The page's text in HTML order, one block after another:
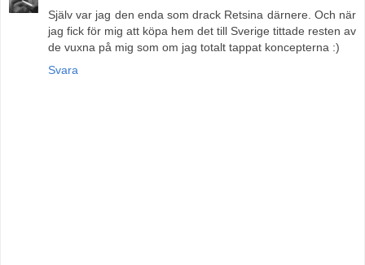
Själv var jag den enda som drack Retsina därnere. Och när
jag fick för mig att köpa hem det till Sverige tittade resten av
de vuxna på mig som om jag totalt tappat koncepterna :)
Svara